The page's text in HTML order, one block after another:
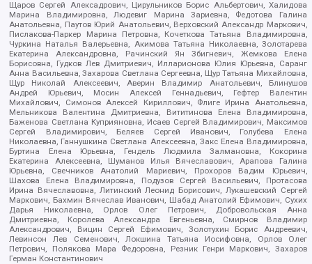
Щаров Сергей Алексадрович, Цирульников Борис Альбертович, Халидова
Марина Владимировна, Людевиг Марина Зариевна, Федотова Галина
Анатольевна, Паутов Юрий Анатольевич, Верховский Александр Маркович,
Пислакова-Паркер Марина Петровна, Кочеткова Татьяна Владимировна,
Чуркина Наталья Валерьевна, Акимова Татьяна Николаевна, Золотарева
Екатерина Александровна, Рачинский Ян Збигневич, Жемкова Елена
Борисовна, Гудков Лев Дмитриевич, Илларионова Юлия Юрьевна, Саранг
Анна Васильевна, Захарова Светлана Сергеевна, Щур Татьяна Михайловна,
Щур Николай Алексеевич, Аверин Владимир Анатольевич, Блинушов
Андрей Юрьевич, Мосин Алексей Геннадьевич, Гефтер Валентин
Михайлович, Симонов Алексей Кириллович, Флиге Ирина Анатольевна,
Мельникова Валентина Дмитриевна, Вититинова Елена Владимировна,
Баженова Светлана Куприяновна, Исаев Сергей Владимирович, Максимов
Сергей Владимирович, Беляев Сергей Иванович, Голубева Елена
Николаевна, Ганнушкина Светлана Алексеевна, Закс Елена Владимировна,
Буртина Елена Юрьевна, Гендель Людмила Залмановна, Кокорина
Екатерина Алексеевна, Шуманов Илья Вячеславович, Арапова Галина
Юрьевна, Свечников Анатолий Мариевич, Прохоров Вадим Юрьевич,
Шахова Елена Владимировна, Подузов Сергей Васильевич, Протасова
Ирина Вячеславовна, Литинский Леонид Борисович, Лукашевский Сергей
Маркович, Бахмин Вячеслав Иванович, Шабад Анатолий Ефимович, Сухих
Дарья Николаевна, Орлов Олег Петрович, Добровольская Анна
Дмитриевна, Королева Александра Евгеньевна, Смирнов Владимир
Александрович, Вицин Сергей Ефимович, Золотухин Борис Андреевич,
Левинсон Лев Семенович, Локшина Татьяна Иосифовна, Орлов Олег
Петрович, Полякова Мара Федоровна, Резник Генри Маркович, Захаров
Герман Константинович